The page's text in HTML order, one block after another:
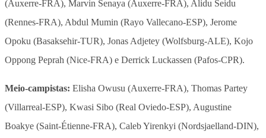
(Auxerre-FRA), Marvin Senaya (Auxerre-FRA), Alidu Seidu
(Rennes-FRA), Abdul Mumin (Rayo Vallecano-ESP), Jerome
Opoku (Basaksehir-TUR), Jonas Adjetey (Wolfsburg-ALE), Kojo
Oppong Peprah (Nice-FRA) e Derrick Luckassen (Pafos-CPR).
Meio-campistas: Elisha Owusu (Auxerre-FRA), Thomas Partey
(Villarreal-ESP), Kwasi Sibo (Real Oviedo-ESP), Augustine
Boakye (Saint-Étienne-FRA), Caleb Yirenkyi (Nordsjaelland-DIN),